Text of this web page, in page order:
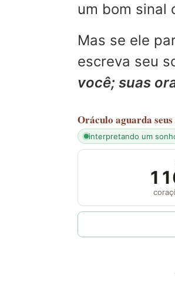
um bom sinal
Mas se ele
escreva seu
você; suas
Oráculo aguarda seus
interpretando um